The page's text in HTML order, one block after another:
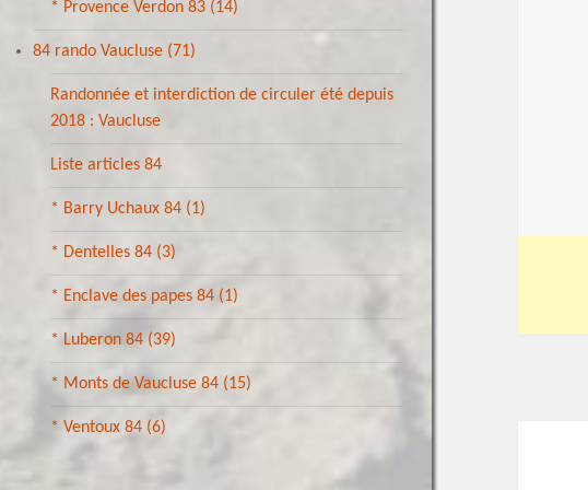
* Provence Verdon 83 (14)
84 rando Vaucluse (71)
Randonnée et interdiction de circuler été depuis
2018 : Vaucluse
Liste articles 84
* Barry Uchaux 84 (1)
* Dentelles 84 (3)
* Enclave des papes 84 (1)
* Luberon 84 (39)
* Monts de Vaucluse 84 (15)
* Ventoux 84 (6)